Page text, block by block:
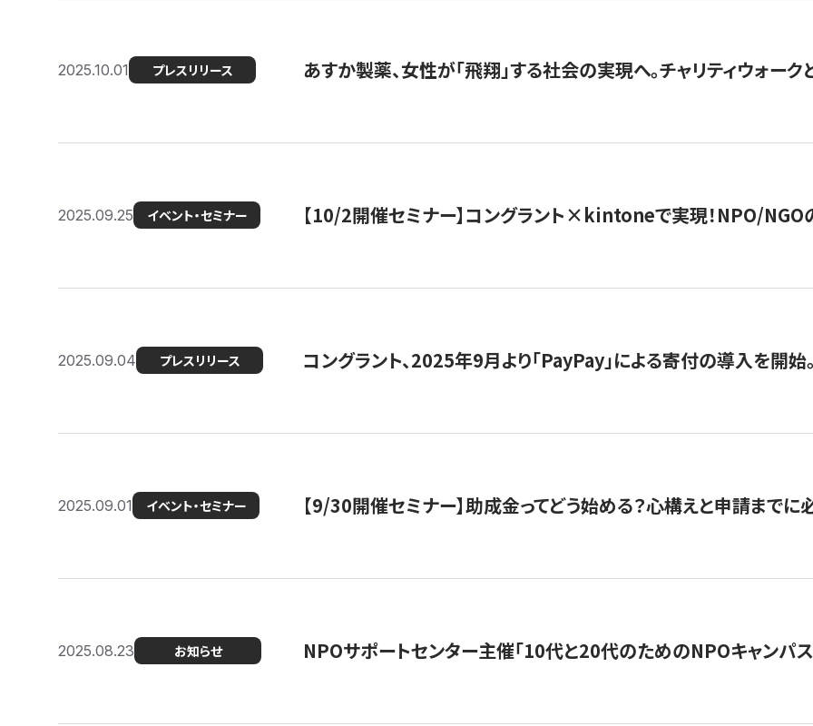
2025.10.01 プレスリリース あすか製薬、女性が「飛翔」する社会の実現へ。チャリティウォー
2025.09.25 イベント・セミナー 【10/2開催セミナー】コングラント×kintoneで実現！NPO/NGO
2025.09.04 プレスリリース コングラント、2025年9月より「PayPay」による寄付の導入を開始
2025.09.01 イベント・セミナー 【9/30開催セミナー】助成金ってどう始める？心構えと申請まで
2025.08.23 お知らせ NPOサポートセンター主催「10代と20代のためのNPOキャンパ